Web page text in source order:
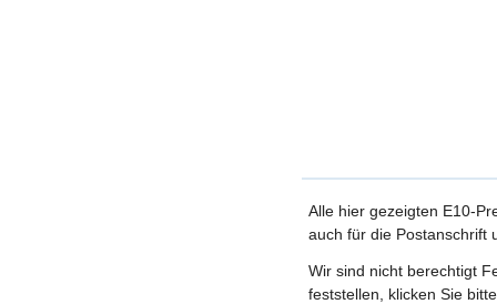
Alle hier gezeigten E10-
auch für die Postanschrift
Wir sind nicht berechtigt
feststellen, klicken Sie